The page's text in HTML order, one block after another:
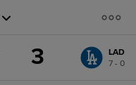
3
LAD
7 - 0